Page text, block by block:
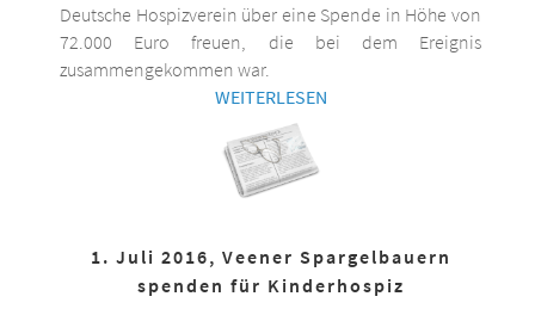
Deutsche Hospizverein über eine Spende in Höhe von
72.000 Euro freuen, die bei dem Ereignis
zusammengekommen war.
WEITERLESEN
1. Juli 2016, Veener Spargelbauern
spenden für Kinderhospiz